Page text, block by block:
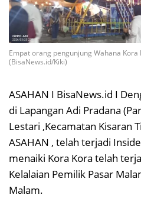
Empat orang pengunjung Wahana
(BisaNews.id/Kiki)
ASAHAN I BisaNews.id I
di Lapangan Adi Pradana
Lestari ,Kecamatan Kisaran
ASAHAN , telah terjadi
menaiki Kora Kora telah
Kelalaian Pemilik Pasar
Malam.